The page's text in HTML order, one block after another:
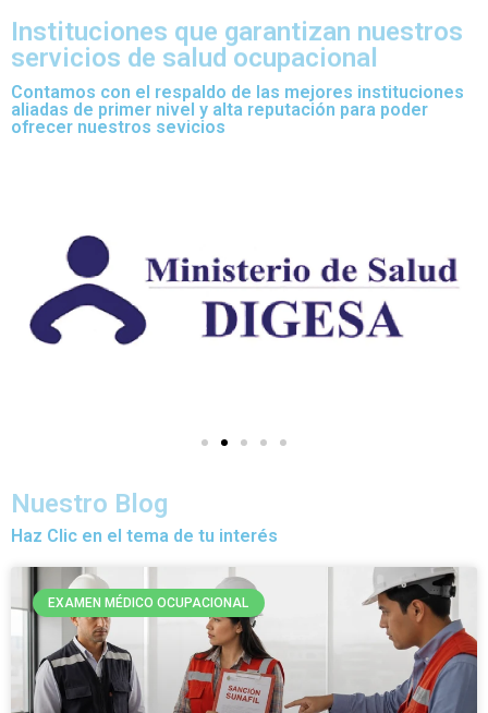
Instituciones que garantizan nuestros
servicios de salud ocupacional
Contamos con el respaldo de las mejores instituciones
aliadas de primer nivel y alta reputación para poder
ofrecer nuestros sevicios
Nuestro Blog
Haz Clic en el tema de tu interés
EXAMEN MÉDICO OCUPACIONAL